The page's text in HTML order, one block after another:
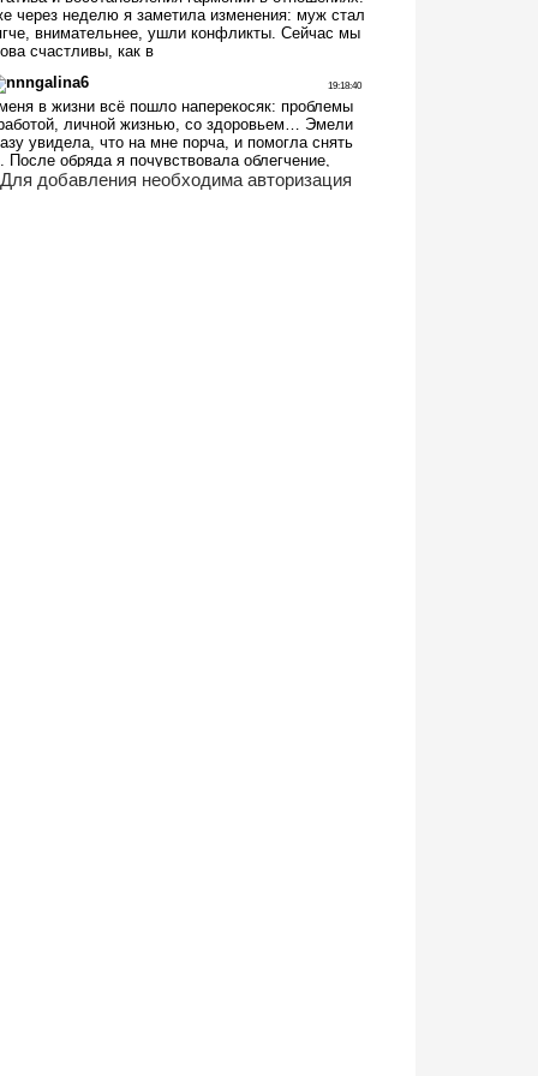
Для добавления необходима авторизация